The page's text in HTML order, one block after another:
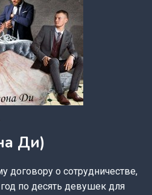
Ди)
договору о сотрудничестве,
по десять девушек для